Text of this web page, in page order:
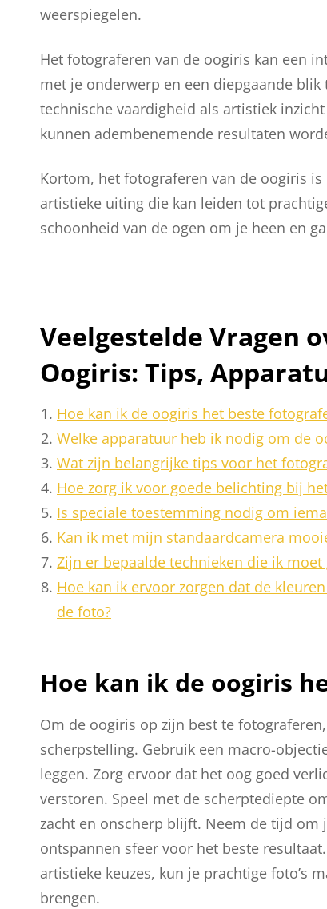
weerspiegelen.
Het fotograferen van de oogiris kan een
met je onderwerp en een diepgaande
technische vaardigheid als artistiek
kunnen adembenemende resultaten
Kortom, het fotograferen van de oogiris
artistieke uiting die kan leiden tot
schoonheid van de ogen om je heen en
Veelgestelde Vragen
Oogiris: Tips,
Hoe kan ik de oogiris het beste
Welke apparatuur heb ik nodig om de
Wat zijn belangrijke tips voor het
Hoe zorg ik voor goede belichting bij
Is speciale toestemming nodig om
Kan ik met mijn standaardcamera
Zijn er bepaalde technieken die ik
Hoe kan ik ervoor zorgen dat de
de foto?
Hoe kan ik de oogiris
Om de oogiris op zijn best te
scherpstelling. Gebruik een macro-
leggen. Zorg ervoor dat het oog goed
verstoren. Speel met de scherptediepte
zacht en onscherp blijft. Neem de tijd om
ontspannen sfeer voor het beste
artistieke keuzes, kun je prachtige foto’s
brengen.